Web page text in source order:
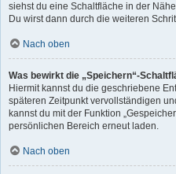
siehst du eine Schaltfläche in der
Du wirst dann durch die weiteren
Nach oben
Was bewirkt die „Speichern“-
Hiermit kannst du die geschriebene
späteren Zeitpunkt vervollständigen
kannst du mit der Funktion
persönlichen Bereich erneut laden.
Nach oben